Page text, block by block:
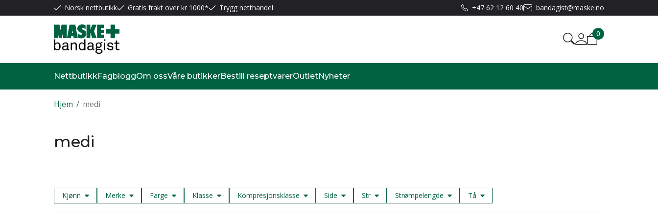
Norsk nettbutikk Gratis frakt over kr 1000* Trygg netthandel +47 62 12 60 40 bandagist@maske.no
0
NettbutikkFagbloggOm ossVåre butikkerBestill reseptvarerOutletNyheter
/
Hjem medi
medi
Kjønn Merke Farge Klasse Kompresjonsklasse Side Str Strømpelengde Tå